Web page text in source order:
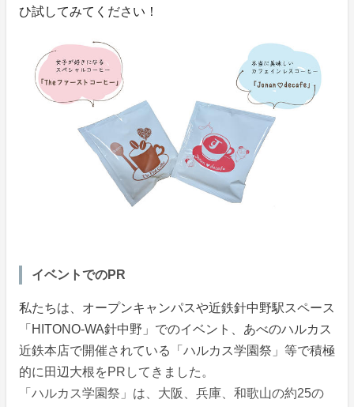
ひ試してみてください！
イベントでのPR
私たちは、オープンキャンパスや近鉄針中野駅スペース
「HITONO-WA針中野」でのイベント、あべのハルカス
近鉄本店で開催されている「ハルカス学園祭」等で積極
的に田辺大根をPRしてきました。
「ハルカス学園祭」は、大阪、兵庫、和歌山の約25の